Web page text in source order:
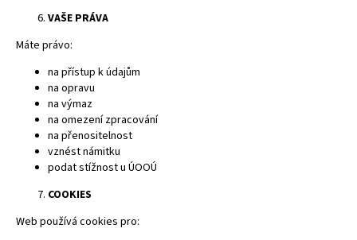
VAŠE PRÁVA
Máte právo:
na přístup k údajům
na opravu
na výmaz
na omezení zpracování
na přenositelnost
vznést námitku
podat stížnost u ÚOOÚ
COOKIES
Web používá cookies pro: